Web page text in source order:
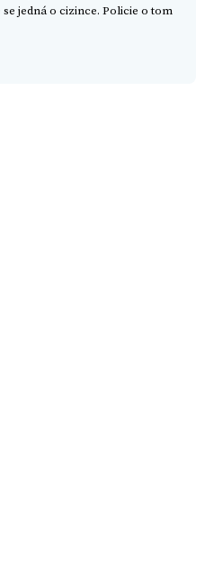
jedná o cizince. Policie o tom